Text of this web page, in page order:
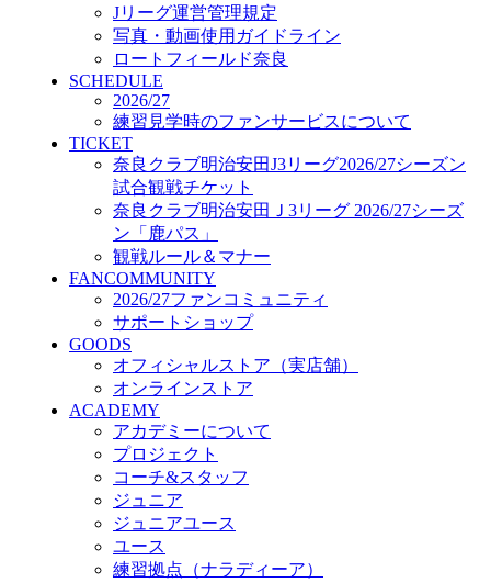
ACADEMY
アカデミーについて
プロジェクト
コーチ&スタッフ
ジュニア
ジュニアユース
ユース
練習拠点（ナラディーア）
SCHOOL
CLUB
2026/27 パートナー企業
パートナー募集
クラブ理念
クラブ情報
サステナビリティ
Web制作支援
応援プロジェクト
Jリーグ運営管理規定
写真・動画使用ガイドライン
ロートフィールド奈良
SCHEDULE
2026/27
練習見学時のファンサービスについて
TICKET
奈良クラブ明治安田J3リーグ2026/27シーズン
試合観戦チケット
奈良クラブ明治安田Ｊ3リーグ 2026/27シーズ
ン「鹿パス」
観戦ルール＆マナー
FANCOMMUNITY
2026/27ファンコミュニティ
サポートショップ
GOODS
オフィシャルストア（実店舗）
オンラインストア
ACADEMY
アカデミーについて
プロジェクト
コーチ&スタッフ
ジュニア
ジュニアユース
ユース
練習拠点（ナラディーア）